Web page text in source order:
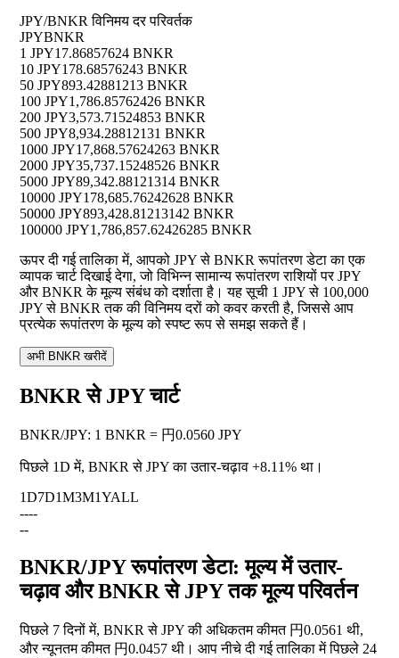
JPY/BNKR विनिमय दर परिवर्तक
JPYBNKR
1 JPY17.86857624 BNKR
10 JPY178.68576243 BNKR
50 JPY893.42881213 BNKR
100 JPY1,786.85762426 BNKR
200 JPY3,573.71524853 BNKR
500 JPY8,934.28812131 BNKR
1000 JPY17,868.57624263 BNKR
2000 JPY35,737.15248526 BNKR
5000 JPY89,342.88121314 BNKR
10000 JPY178,685.76242628 BNKR
50000 JPY893,428.81213142 BNKR
100000 JPY1,786,857.62426285 BNKR
ऊपर दी गई तालिका में, आपको JPY से BNKR रूपांतरण डेटा का एक
व्यापक चार्ट दिखाई देगा, जो विभिन्न सामान्य रूपांतरण राशियों पर JPY
और BNKR के मूल्य संबंध को दर्शाता है। यह सूची 1 JPY से 100,000
JPY से BNKR तक की विनिमय दरों को कवर करती है, जिससे आप
प्रत्येक रूपांतरण के मूल्य को स्पष्ट रूप से समझ सकते हैं।
अभी BNKR खरीदें
BNKR से JPY चार्ट
BNKR/JPY: 1 BNKR = 円0.0560 JPY
पिछले 1D में, BNKR से JPY का उतार-चढ़ाव +8.11% था।
1D7D1M3M1YALL
----
--
BNKR/JPY रूपांतरण डेटा: मूल्य में उतार-
चढ़ाव और BNKR से JPY तक मूल्य परिवर्तन
पिछले 7 दिनों में, BNKR से JPY की अधिकतम कीमत 円0.0561 थी,
और न्यूनतम कीमत 円0.0457 थी। आप नीचे दी गई तालिका में पिछले 24